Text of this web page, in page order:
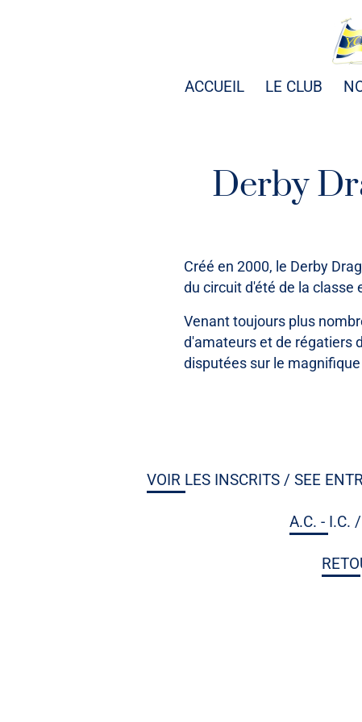
ACCUEIL LE CLUB
Derby
Créé en 2000, le Derby
du circuit d'été de la classe
Venant toujours plus
d'amateurs et de régatiers
disputées sur le
VOIR LES INSCRITS / SEE
A.C. - I.C.